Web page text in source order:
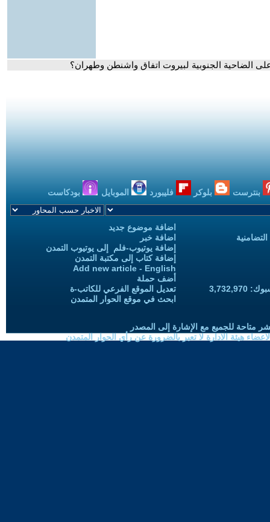
الضاحية الجنوبية لبيروت اتفاق واشنطن وطهران؟
بنترست بلوكر فليبورد الموبايل بودكاست
اضافة موضوع جديد
اضافة خبر
إضافة يوتيوب-فلم إلى يوتيوب التمدن
إضافة كتاب إلى مكتبة التمدن
Add new article - English
أضف حملة
تعديل الموقع الفرعي للكاتب-ة
ابحث في موقع الحوار المتمدن
متاحة للجميع مع الإشارة إلى المصدر
هيئة الادارة لا تعبر بالضرورة عن رأي الحوار المتمدن